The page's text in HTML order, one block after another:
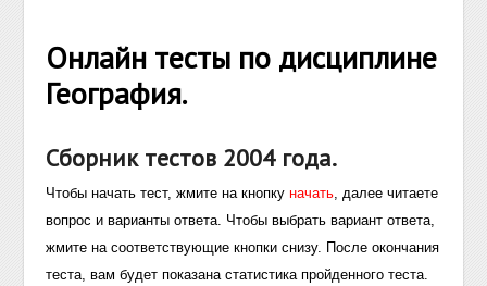
Онлайн тесты по дисциплине
География.
Сборник тестов 2004 года.
Чтобы начать тест, жмите на кнопкуначать, далее читаете
вопрос и варианты ответа. Чтобы выбрать вариант ответа,
жмите на соответствующие кнопки снизу. После окончания
теста, вам будет показана статистика пройденного теста.